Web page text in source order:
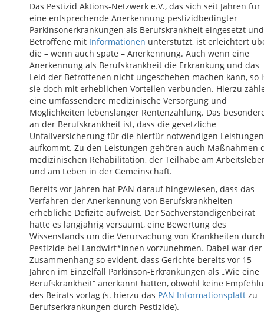
Das Pestizid Aktions-Netzwerk e.V., das sich seit Jahren für
eine entsprechende Anerkennung pestizidbedingter
Parkinsonerkrankungen als Berufskrankheit eingesetzt und
Betroffene mit Informationen unterstützt, ist erleichtert
die – wenn auch späte – Anerkennung. Auch wenn eine
Anerkennung als Berufskrankheit die Erkrankung und das
Leid der Betroffenen nicht ungeschehen machen kann, so
sie doch mit erheblichen Vorteilen verbunden. Hierzu
eine umfassendere medizinische Versorgung und
Möglichkeiten lebenslanger Rentenzahlung. Das
an der Berufskrankheit ist, dass die gesetzliche
Unfallversicherung für die hierfür notwendigen Leistungen
aufkommt. Zu den Leistungen gehören auch Maßnahmen
medizinischen Rehabilitation, der Teilhabe am
und am Leben in der Gemeinschaft.
Bereits vor Jahren hat PAN darauf hingewiesen, dass das
Verfahren der Anerkennung von Berufskrankheiten
erhebliche Defizite aufweist. Der Sachverständigenbeirat
hatte es langjährig versäumt, eine Bewertung des
Wissenstands um die Verursachung von Krankheiten
Pestizide bei Landwirt*innen vorzunehmen. Dabei war der
Zusammenhang so evident, dass Gerichte bereits vor 15
Jahren im Einzelfall Parkinson-Erkrankungen als „Wie eine
Berufskrankheit“ anerkannt hatten, obwohl keine
des Beirats vorlag (s. hierzu das PAN Informationsplatt zu
Berufserkrankungen durch Pestizide).